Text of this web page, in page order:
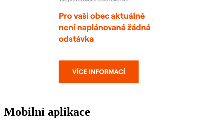
Mobilní aplikace